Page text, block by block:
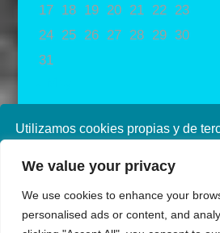
Utilizamos cookies propias y de
navegando, consideramos que
política de cookies consulte nuestra
privacidad
We value your privacy
We use cookies to enhance your
personalised ads or content, and
17
18 19 20 21 22
23
24
25 26 27 28 29 30
31